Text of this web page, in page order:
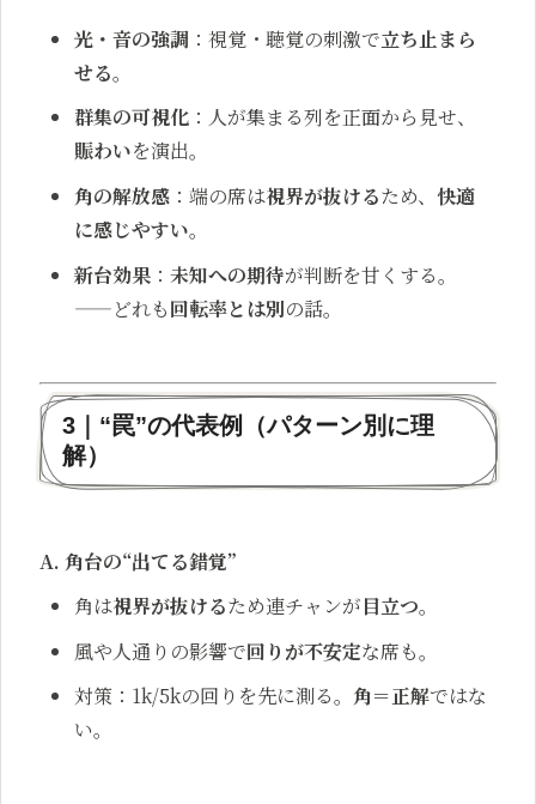
光・音の強調 ：視覚・聴覚の刺激で立ち止まら
せる。
群集の可視化 ：人が集まる列を正面から見せ、
賑わいを演出。
角の解放感 ：端の席は視界が抜けるため、快適
に感じやすい。
新台効果 ：未知への期待が判断を甘くする。
——どれも回転率とは別の話。
3｜“罠”の代表例（パターン別に理
解）
A. 角台の“出てる錯覚”
角は視界が抜けるため連チャンが目立つ。
風や人通りの影響で回りが不安定な席も。
対策：1k/5kの回りを先に測る。角＝正解ではな
い。